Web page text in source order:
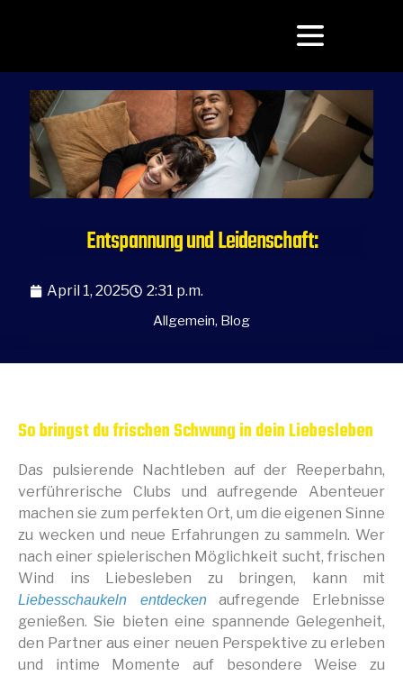
Entspannung und Leidenschaft:
April 1, 2025 2:31 p.m.
Allgemein, Blog
So bringst du frischen Schwung in dein Liebesleben
Das pulsierende Nachtleben auf der Reeperbahn,
verführerische Clubs und aufregende Abenteuer
machen sie zum perfekten Ort, um die eigenen Sinne
zu wecken und neue Erfahrungen zu sammeln. Wer
nach einer spielerischen Möglichkeit sucht, frischen
Wind ins Liebesleben zu bringen, kann mit
Liebesschaukeln entdeckenaufregende Erlebnisse
genießen. Sie bieten eine spannende Gelegenheit,
den Partner aus einer neuen Perspektive zu erleben
und intime Momente auf besondere Weise zu